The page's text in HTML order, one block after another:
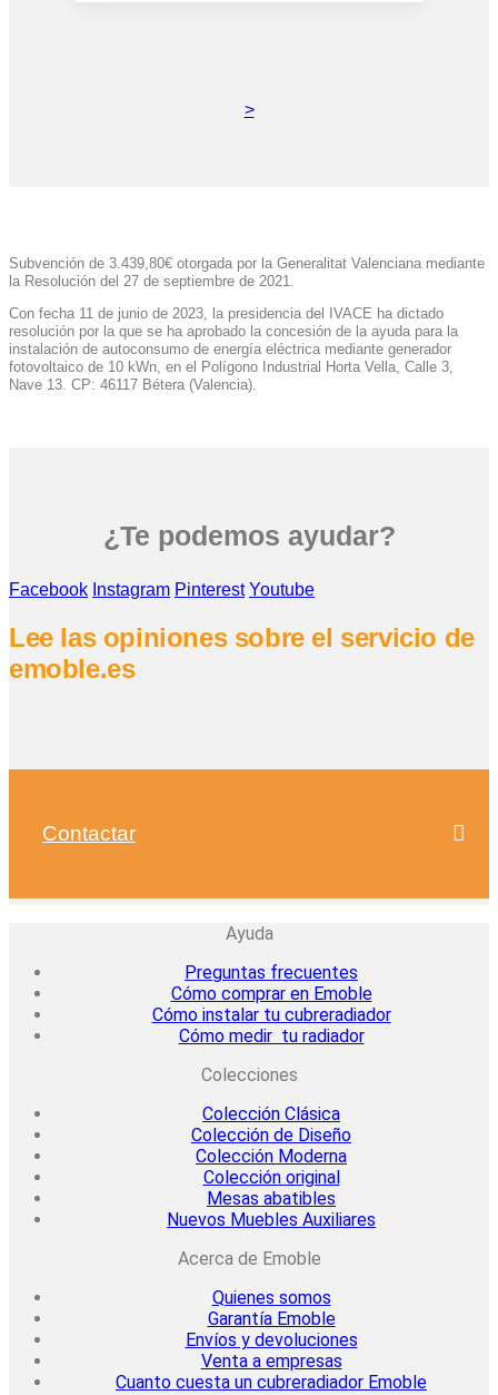
>
Subvención de 3.439,80€ otorgada por la Generalitat Valenciana mediante
la Resolución del 27 de septiembre de 2021.
Con fecha 11 de junio de 2023, la presidencia del IVACE ha dictado
resolución por la que se ha aprobado la concesión de la ayuda para la
instalación de autoconsumo de energía eléctrica mediante generador
fotovoltaico de 10 kWn, en el Polígono Industrial Horta Vella, Calle 3,
Nave 13. CP: 46117 Bétera (Valencia).
¿Te podemos ayudar?
Facebook Instagram Pinterest Youtube
Lee las opiniones sobre el servicio de
emoble.es
Contactar
Ayuda
Preguntas frecuentes
Cómo comprar en Emoble
Cómo instalar tu cubreradiador
Cómo medir tu radiador
Colecciones
Colección Clásica
Colección de Diseño
Colección Moderna
Colección original
Mesas abatibles
Nuevos Muebles Auxiliares
Acerca de Emoble
Quienes somos
Garantía Emoble
Envíos y devoluciones
Venta a empresas
Cuanto cuesta un cubreradiador Emoble